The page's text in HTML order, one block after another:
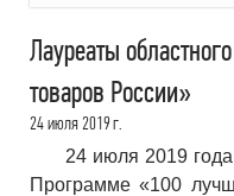
Лауреаты
товаров России»
24 июля 2019 г.
24 июля 2019
Программе «100